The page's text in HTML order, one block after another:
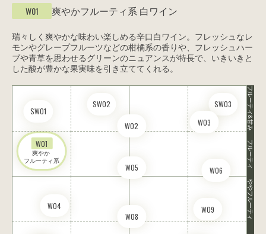
W01 爽やかフルーティ系 白ワイン
瑞々しく爽やかな味わい楽しめる辛口白ワイン。フレッシュなレ
モンやグレープフルーツなどの柑橘系の香りや、フレッシュハー
ブや青草を思わせるグリーンのニュアンスが特長で、いきいきと
した酸が豊かな果実味を引き立ててくれる。
SW01
SW02 SW03
W01
爽やか
フルーティ系
W02 W03
W04
W05 W06
W08
W09
フルーティ&甘み
フルーティ
ややフルーティ